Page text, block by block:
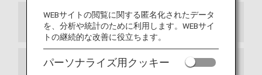
到着ターミナル
出発ターミナル
WEBサイトの閲覧に関する匿名化されたデータ
を、分析や統計のために利用します。WEBサイ
トの継続的な改善に役立ちます。
パーソナライズ用クッキー